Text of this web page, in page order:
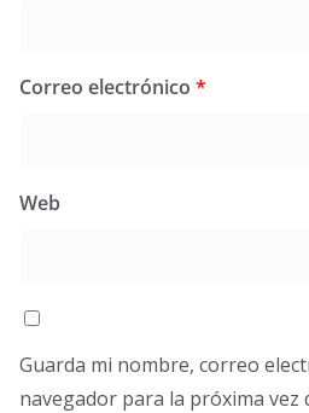
Correo electrónico *
Web
Guarda mi nombre, correo
navegador para la próxima vez